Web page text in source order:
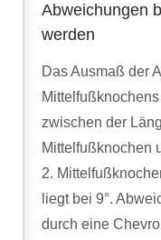
Abweichungen
werden
Das Ausmaß der
zwischen der
Mittelfußknochen
2.
liegt bei 9°.
durch eine